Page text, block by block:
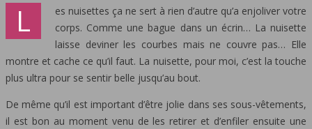
L
es nuisettes ça ne sert à rien d’autre qu’a enjoliver votre
corps. Comme une bague dans un écrin… La nuisette
laisse deviner les courbes mais ne couvre pas… Elle
montre et cache ce qu’il faut. La nuisette, pour moi, c’est la touche
plus ultra pour se sentir belle jusqu’au bout.
De même qu’il est important d’être jolie dans ses sous-vêtements,
il est bon au moment venu de les retirer et d’enfiler ensuite une